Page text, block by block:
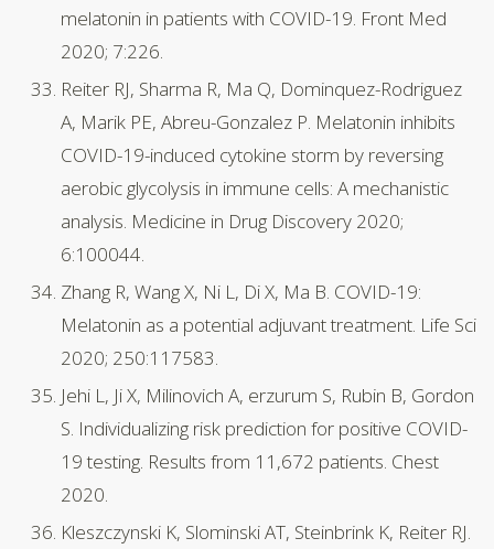
melatonin in patients with COVID-19. Front Med
2020; 7:226.
Reiter RJ, Sharma R, Ma Q, Dominquez-Rodriguez
A, Marik PE, Abreu-Gonzalez P. Melatonin inhibits
COVID-19-induced cytokine storm by reversing
aerobic glycolysis in immune cells: A mechanistic
analysis. Medicine in Drug Discovery 2020;
6:100044.
Zhang R, Wang X, Ni L, Di X, Ma B. COVID-19:
Melatonin as a potential adjuvant treatment. Life Sci
2020; 250:117583.
Jehi L, Ji X, Milinovich A, erzurum S, Rubin B, Gordon
S. Individualizing risk prediction for positive COVID-
19 testing. Results from 11,672 patients. Chest
2020.
Kleszczynski K, Slominski AT, Steinbrink K, Reiter RJ.